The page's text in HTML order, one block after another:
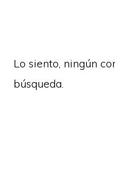
Lo siento, ningún
búsqueda.